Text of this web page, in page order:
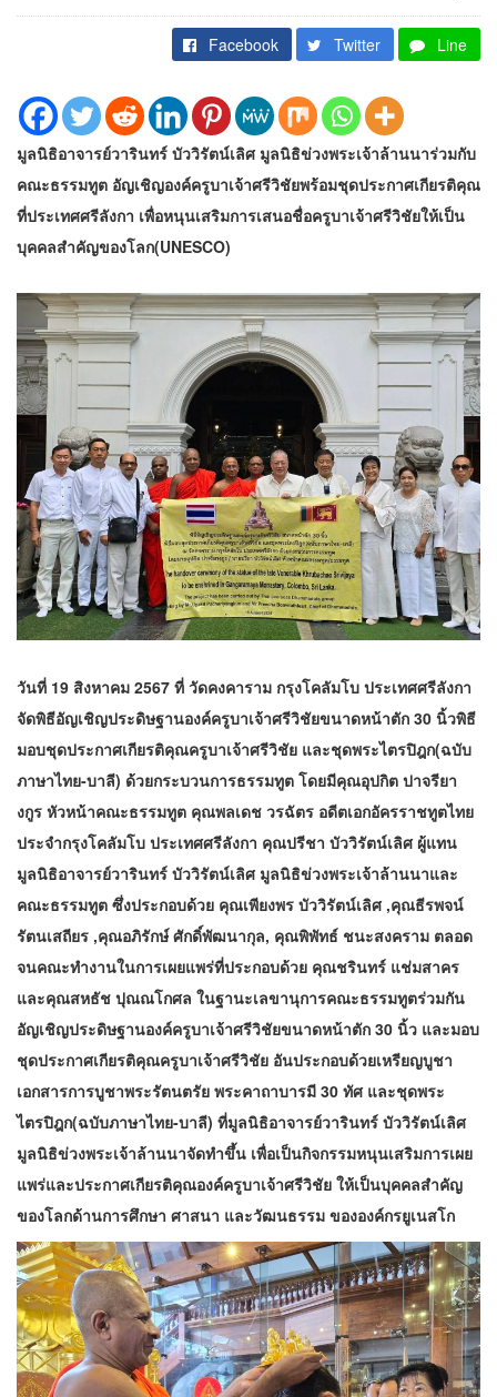
Facebook Twitter Line
มูลนิธิอาจารย์วารินทร์ บัววิรัตน์เลิศ มูลนิธิข่วงพระเจ้าล้านนาร่วมกับ
คณะธรรมทูต อัญเชิญองค์ครูบาเจ้าศรีวิชัยพร้อมชุดประกาศเกียรติคุณ
ที่ประเทศศรีลังกา เพื่อหนุนเสริมการเสนอชื่อครูบาเจ้าศรีวิชัยให้เป็น
บุคคลสำคัญของโลก(UNESCO)
วันที่ 19 สิงหาคม 2567 ที่ วัดคงคาราม กรุงโคลัมโบ ประเทศศรีลังกา
จัดพิธีอัญเชิญประดิษฐานองค์ครูบาเจ้าศรีวิชัยขนาดหน้าตัก 30 นิ้วพิธี
มอบชุดประกาศเกียรติคุณครูบาเจ้าศรีวิชัย และชุดพระไตรปิฎก(ฉบับ
ภาษาไทย-บาลี) ด้วยกระบวนการธรรมทูต โดยมีคุณอุปกิต ปาจรียา
งกูร หัวหน้าคณะธรรมทูต คุณพลเดช วรฉัตร อดีตเอกอัครราชทูตไทย
ประจำกรุงโคลัมโบ ประเทศศรีลังกา คุณปรีชา บัววิรัตน์เลิศ ผู้แทน
มูลนิธิอาจารย์วารินทร์ บัววิรัตน์เลิศ มูลนิธิข่วงพระเจ้าล้านนาและ
คณะธรรมทูต ซึ่งประกอบด้วย คุณเพียงพร บัววิรัตน์เลิศ ,คุณธีรพจน์
รัตนเสถียร ,คุณอภิรักษ์ ศักดิ์พัฒนากุล, คุณพิพัทธ์ ชนะสงคราม ตลอด
จนคณะทำงานในการเผยแพร่ที่ประกอบด้วย คุณชรินทร์ แช่มสาคร
และคุณสหธัช ปุณณโกศล ในฐานะเลขานุการคณะธรรมทูตร่วมกัน
อัญเชิญประดิษฐานองค์ครูบาเจ้าศรีวิชัยขนาดหน้าตัก 30 นิ้ว และมอบ
ชุดประกาศเกียรติคุณครูบาเจ้าศรีวิชัย อันประกอบด้วยเหรียญบูชา
เอกสารการบูชาพระรัตนตรัย พระคาถาบารมี 30 ทัศ และชุดพระ
ไตรปิฎก(ฉบับภาษาไทย-บาลี) ที่มูลนิธิอาจารย์วารินทร์ บัววิรัตน์เลิศ
มูลนิธิข่วงพระเจ้าล้านนาจัดทำขึ้น เพื่อเป็นกิจกรรมหนุนเสริมการเผย
แพร่และประกาศเกียรติคุณองค์ครูบาเจ้าศรีวิชัย ให้เป็นบุคคลสำคัญ
ของโลกด้านการศึกษา ศาสนา และวัฒนธรรม ขององค์กรยูเนสโก